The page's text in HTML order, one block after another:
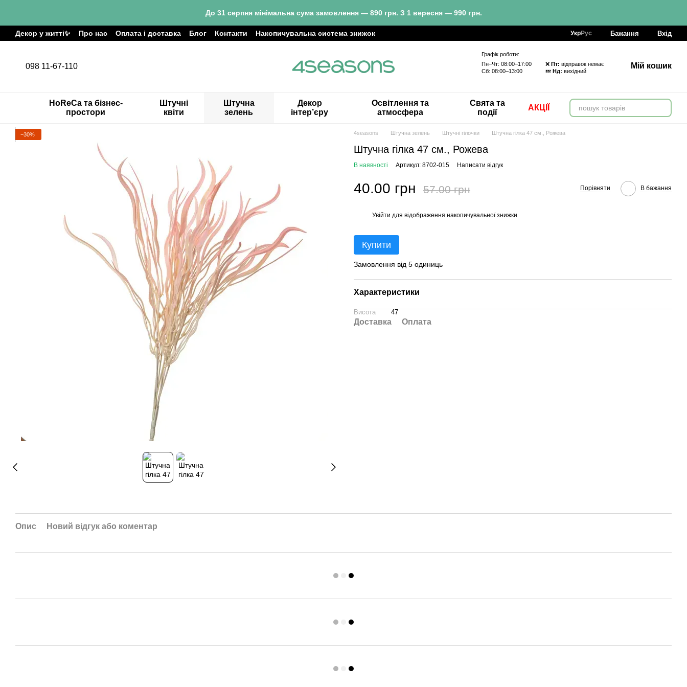
До 31 серпня мінімальна сума замовлення — 890 грн. З 1 вересня — 990 грн.
Декор у житті✨ Про нас Оплата і доставка Блог Контакти Накопичувальна система знижок УкрРус Бажання Вхід
098 11-67-110
Графік роботи:
Пн–Чт: 08:00–17:00 ❌ Пт: відправок немає
Сб: 08:00–13:00 💤 Нд: вихідний
Мій кошик
HoReCa та бізнес-
простори
Штучні
квіти
Штучна
зелень
Декор
інтер’єру
Освітлення та
атмосфера
Свята та
події
АКЦІЇ
−30% 4seasons Штучна зелень Штучні гілочки Штучна гілка 47 см., Рожева
Штучна гілка 47 см., Рожева
В наявності Артикул: 8702-015 Написати відгук
40.00 грн 57.00 грн Порівняти В бажання
Увійти для відображення накопичувальної знижки
Купити
Замовлення від 5 одиниць
Характеристики
Висота 47
Доставка Оплата
Опис Новий відгук або коментар